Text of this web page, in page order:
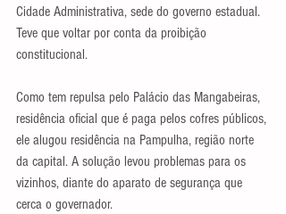
Cidade Administrativa, sede do governo estadual.
Teve que voltar por conta da proibição
constitucional.
Como tem repulsa pelo Palácio das Mangabeiras,
residência oficial que é paga pelos cofres públicos,
ele alugou residência na Pampulha, região norte
da capital. A solução levou problemas para os
vizinhos, diante do aparato de segurança que
cerca o governador.